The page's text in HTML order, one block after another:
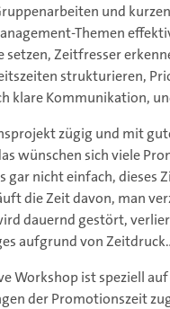
und
Themen
setzen, Zeitfresser
strukturieren,
klare Kommunikation,
zügig und mit
wünschen sich viele
gar nicht einfach, dieses
die Zeit davon, man
dauernd gestört,
aufgrund von
Workshop ist speziell
der Promotionszeit